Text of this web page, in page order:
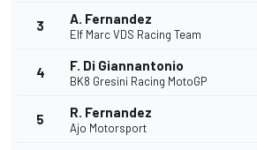
3 A. Fernandez
Elf Marc VDS Racing Team
4 F. Di Giannantonio
BK8 Gresini Racing MotoGP
5 R. Fernandez
Ajo Motorsport